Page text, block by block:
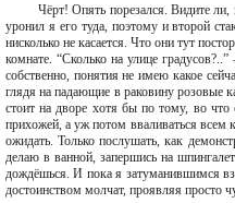
Чёрт! Опять порезался. Видите
уронил я его туда, поэтому и второй
нисколько не касается. Что они тут
комнате. “Сколько на улице
собственно, понятия не имею какое
глядя на падающие в раковину розовые
стоит на дворе хотя бы по тому, во
прихожей, а уж потом вваливаться всем
ожидать. Только послушать, как
делаю в ванной, запершись на
дождёшься. И пока я затуманившимся
достоинством молчат, проявляя просто